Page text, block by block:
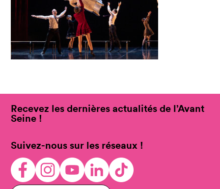
Recevez les dernières actualités de l’Avant
Seine !
Suivez-nous sur les réseaux !